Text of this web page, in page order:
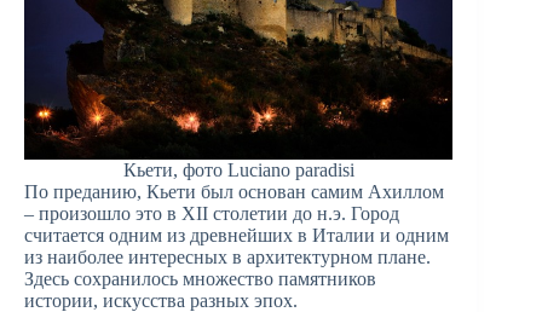
Кьети, фото Luciano paradisi
По преданию, Кьети был основан самим Ахиллом
– произошло это в XII столетии до н.э. Город
считается одним из древнейших в Италии и одним
из наиболее интересных в архитектурном плане.
Здесь сохранилось множество памятников
истории, искусства разных эпох.